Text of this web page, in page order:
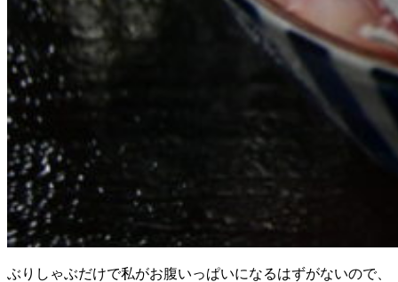
ぶりしゃぶだけで私がお腹いっぱいになるはずがないので、